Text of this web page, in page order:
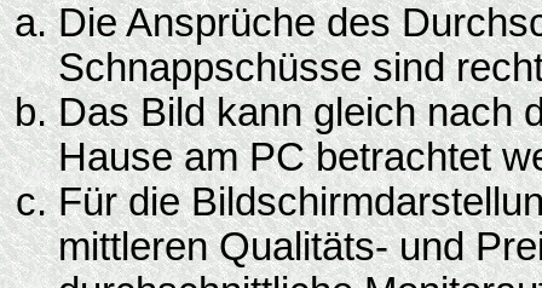
Die Ansprüche des
Schnappschüsse sind
Das Bild kann gleich nach
Hause am PC betrachtet
Für die
mittleren Qualitäts- und